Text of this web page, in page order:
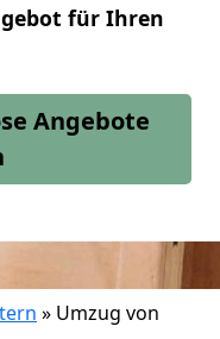
für Ihren
Angebote
» Umzug von